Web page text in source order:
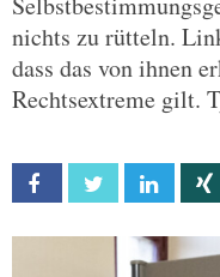
nichts zu rütteln.
dass das von ihnen
Rechtsextreme gilt.
Facebook Twitter Linkedin